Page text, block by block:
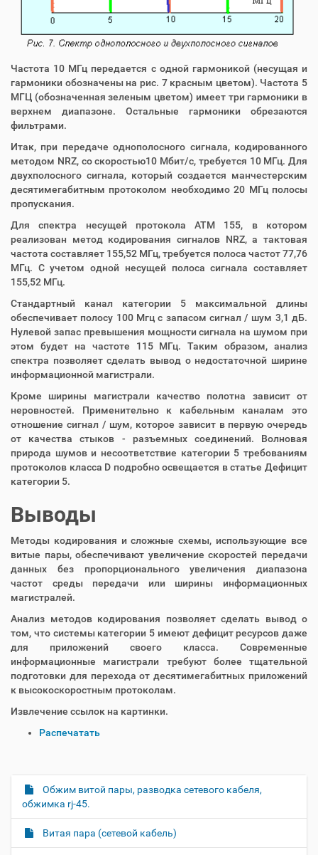
Частота 10 МГц передается с одной гармоникой (несущая и
гармоники обозначены на рис. 7 красным цветом). Частота 5
МГЦ (обозначенная зеленым цветом) имеет три гармоники в
верхнем диапазоне. Остальные гармоники обрезаются
фильтрами.
Итак, при передаче однополосного сигнала, кодированного
методом NRZ, со скоростью10 Мбит/с, требуется 10 МГц. Для
двухполосного сигнала, который создается манчестерским
десятимегабитным протоколом необходимо 20 МГц полосы
пропускания.
Для спектра несущей протокола ATM 155, в котором
реализован метод кодирования сигналов NRZ, а тактовая
частота составляет 155,52 МГц, требуется полоса частот 77,76
МГц. С учетом одной несущей полоса сигнала составляет
155,52 МГц.
Стандартный канал категории 5 максимальной длины
обеспечивает полосу 100 Мгц с запасом сигнал / шум 3,1 дБ.
Нулевой запас превышения мощности сигнала на шумом при
этом будет на частоте 115 МГц. Таким образом, анализ
спектра позволяет сделать вывод о недостаточной ширине
информационной магистрали.
Кроме ширины магистрали качество полотна зависит от
неровностей. Применительно к кабельным каналам это
отношение сигнал / шум, которое зависит в первую очередь
от качества стыков - разъемных соединений. Волновая
природа шумов и несоответствие категории 5 требованиям
протоколов класса D подробно освещается в статье Дефицит
категории 5.
Выводы
Методы кодирования и сложные схемы, использующие все
витые пары, обеспечивают увеличение скоростей передачи
данных без пропорционального увеличения диапазона
частот среды передачи или ширины информационных
магистралей.
Анализ методов кодирования позволяет сделать вывод о
том, что системы категории 5 имеют дефицит ресурсов даже
для приложений своего класса. Современные
информационные магистрали требуют более тщательной
подготовки для перехода от десятимегабитных приложений
к высокоскоростным протоколам.
Извлечение ссылок на картинки.
р
и
с
Распечатать
Н
а
в
и
Обжим витой пары, разводка сетевого кабеля,
обжимка rj-45.
Витая пара (сетевой кабель)